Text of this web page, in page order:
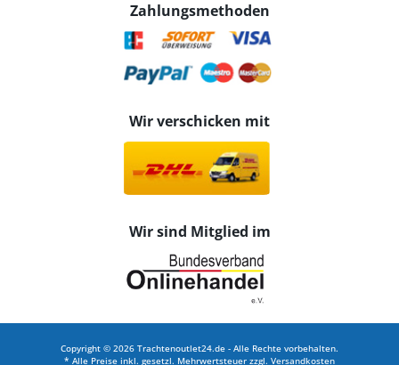
Zahlungsmethoden
Wir verschicken mit
Wir sind Mitglied im
Copyright © 2026 Trachtenoutlet24.de - Alle Rechte vorbehalten.
* Alle Preise inkl. gesetzl. Mehrwertsteuer zzgl. Versandkosten